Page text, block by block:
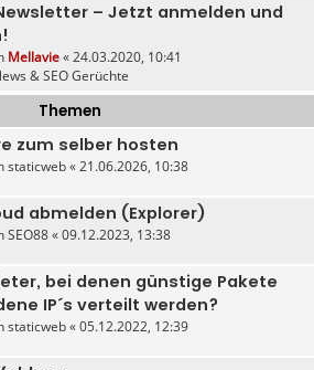
Newsletter – Jetzt anmelden und
Mellavie«24.03.2020, 10:41
& SEO Gerüchte
Themen
zum selber hosten
staticweb«21.06.2026, 10:38
abmelden (Explorer)
SEO88«09.12.2023, 13:38
bei denen günstige Pakete
IP´s verteilt werden?
staticweb«05.12.2022, 12:39